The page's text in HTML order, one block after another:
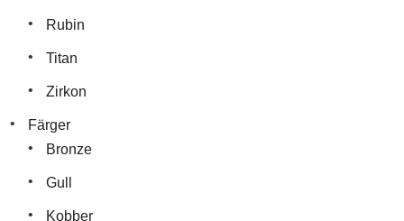
Rubin
Titan
Zirkon
Färger
Bronze
Gull
Kobber